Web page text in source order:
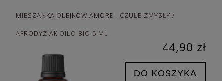
MIESZANKA OLEJKÓW AMORE - CZUŁE ZMYSŁY /
AFRODYZJAK OILO BIO 5 ML
44,90 zł
DO KOSZYKA